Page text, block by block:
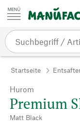
Zum Inhalt springen
Startseite
Hurom
Premium
Matt Black